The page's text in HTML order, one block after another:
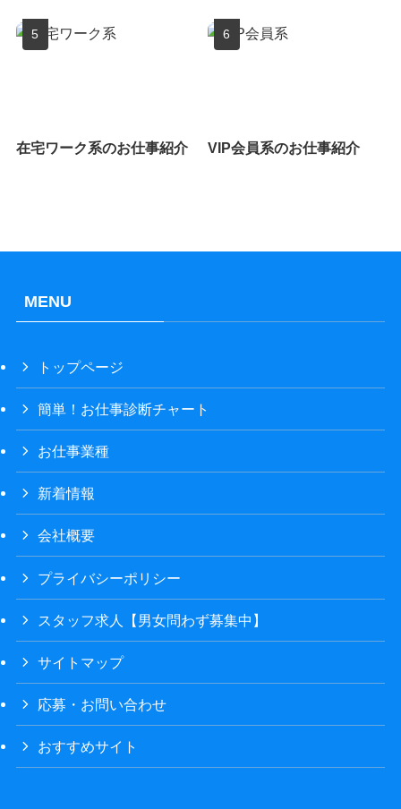
在宅ワーク系のお仕事紹介 VIP会員系のお仕事紹介
MENU
トップページ
簡単！お仕事診断チャート
お仕事業種
新着情報
会社概要
プライバシーポリシー
スタッフ求人【男女問わず募集中】
サイトマップ
応募・お問い合わせ
おすすめサイト